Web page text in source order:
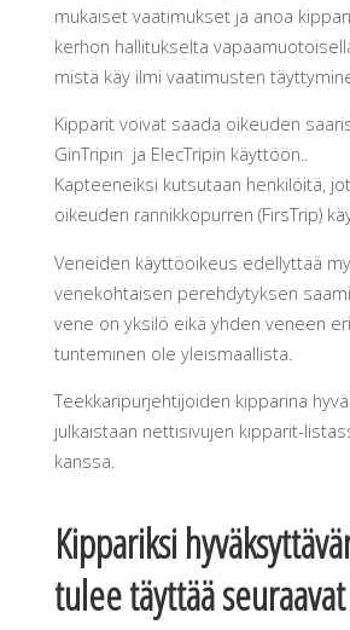
mukaiset vaatimukset ja anoa
kerhon hallitukselta
mistä käy ilmi vaatimusten
Kipparit voivat saada oikeuden
GinTripin ja ElecTripin käyttöön..
Kapteeneiksi kutsutaan henkilöitä,
oikeuden rannikkopurren (FirsTrip)
Veneiden käyttöoikeus edellyttää
venekohtaisen perehdytyksen
vene on yksilö eikä yhden veneen
tunteminen ole yleismaallista.
Teekkaripurjehtijoiden kipparina
julkaistaan nettisivujen kipparit-
kanssa.
Kippariksi
tulee täyttää